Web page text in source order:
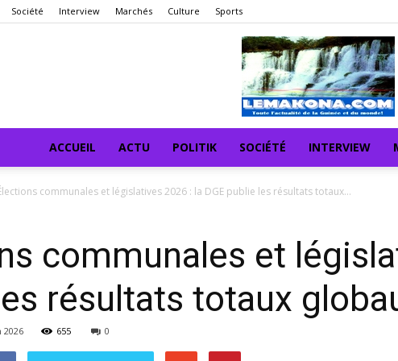
Société Interview Marchés Culture Sports
ACCUEIL ACTU POLITIK SOCIÉTÉ INTERVIEW
communales et législatives 2026 : la DGE publie les résultats totaux...
communales et
résultats totaux
2026 655 0